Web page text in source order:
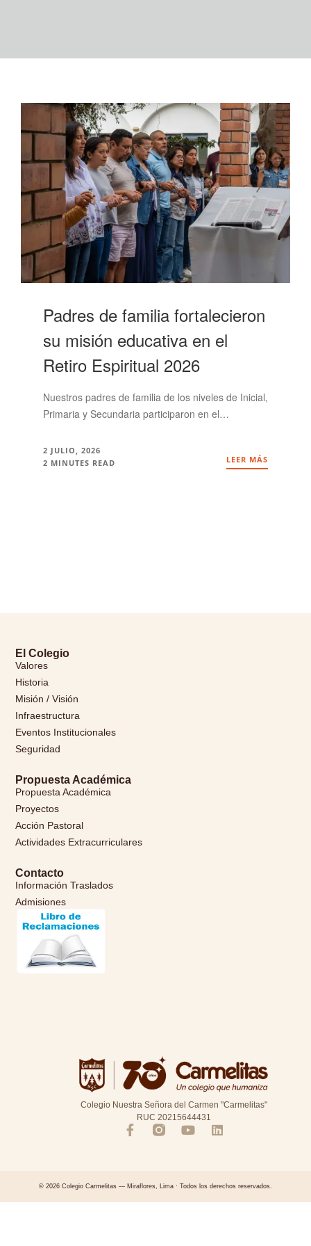
Padres de familia fortalecieron
su misión educativa en el
Retiro Espiritual 2026
Nuestros padres de familia de los niveles de Inicial,
Primaria y Secundaria participaron en el…
2 JULIO, 2026
2 MINUTES READ
LEER MÁS
Colegio Nuestra Señora del Carmen "Carmelitas"
RUC 20215644431
El Colegio
Valores
Historia
Misión / Visión
Infraestructura
Eventos Institucionales
Seguridad
Propuesta Académica
Propuesta Académica
Proyectos
Acción Pastoral
Actividades Extracurriculares
Contacto
Información Traslados
Admisiones
© 2026 Colegio Carmelitas — Miraflores, Lima · Todos los derechos reservados.